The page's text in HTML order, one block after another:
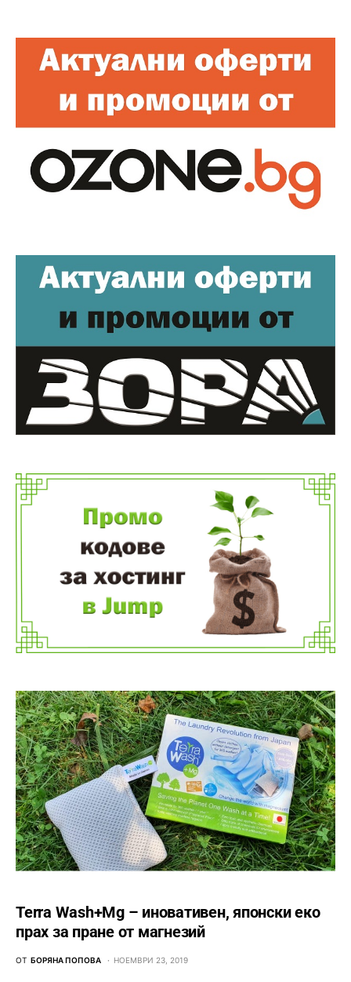
Terra Wash+Mg – иновативен, японски еко
прах за пране от магнезий
ОТ БОРЯНА ПОПОВА НОЕМВРИ 23, 2019